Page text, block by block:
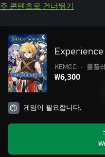
주 콘텐츠로 건너뛰기
KEMCO • 롤플
₩6,300
게임이 필요합니다.